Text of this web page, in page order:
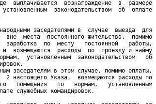
выплачивается  вознаграждение  в  размере
законодательством  об  оплате
заседателями в  случае  выезда  для
вне  места  постоянного жительства,  помимо
заработка  по  месту   постоянной   работы,
и  возмещаются  расходы  по  проезду и найму
установленным  законодательством   об
заседателям в этом случае, помимо оплаты,
2 настоящего Указа,  возмещаются расходы по
помещения   по   нормам,   установленным
служебных командировок.